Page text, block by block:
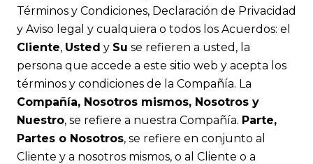
Términos y Condiciones, Declaración de Privacidad
y Aviso legal y cualquiera o todos los Acuerdos: el
Cliente, Usted y Su se refieren a usted, la
persona que accede a este sitio web y acepta los
términos y condiciones de la Compañía. La
Compañía, Nosotros mismos, Nosotros y
Nuestro, se refiere a nuestra Compañía. Parte,
Partes o Nosotros, se refiere en conjunto al
Cliente y a nosotros mismos, o al Cliente o a